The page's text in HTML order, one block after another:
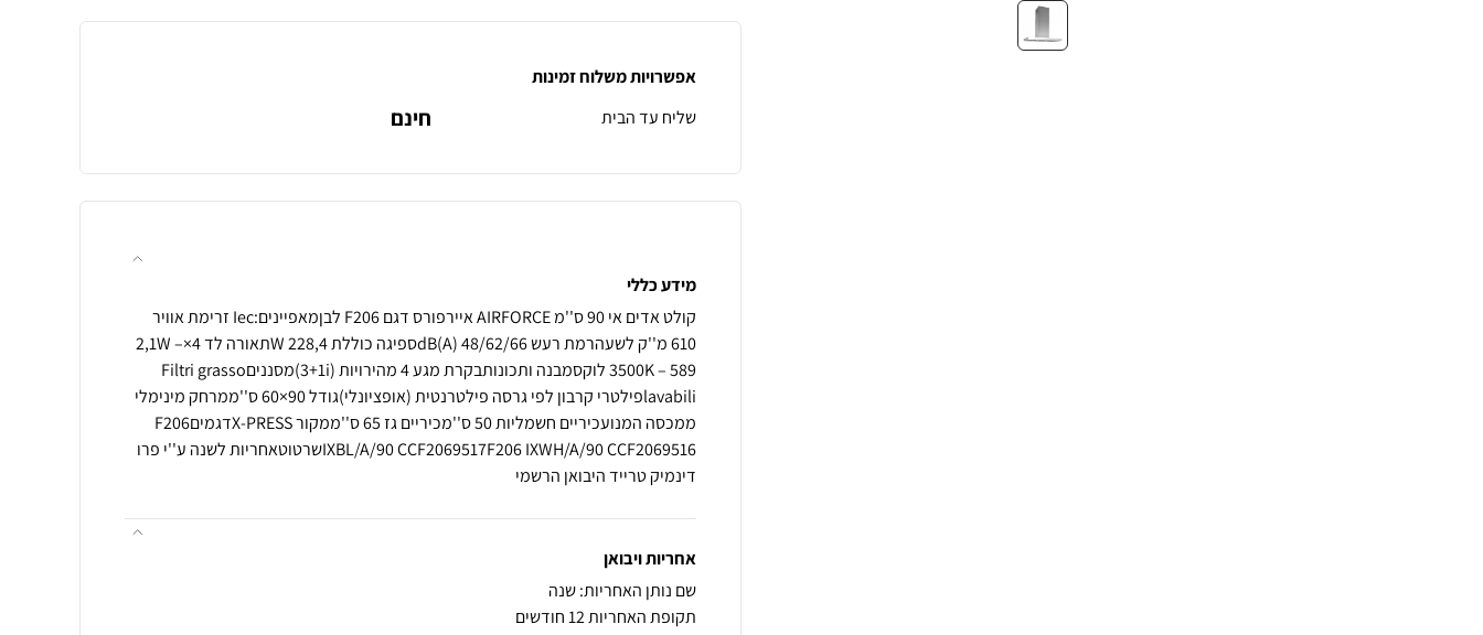
אפשרויות משלוח זמינות
שליח עד הבית
חינם
מידע כללי
קולט אדים אי 90 ס''מ AIRFORCE איירפורס דגם F206 לבןמאפיינים:Iec זרימת אוויר
610 מ''ק לשעהרמת רעש 48/62/66 dB(A)ספיגה כוללת 228,4 Wתאורה לד 4×2,1W –
3500K – 589 לוקסמבנה ותכונותבקרת מגע 4 מהירויות (3+1i)מסנניםFiltri grasso
lavabiliפילטרי קרבון לפי גרסה פילטרנטית (אופציונלי)גודל 90×60 ס''ממרחק מינימלי
ממכסה המנועכיריים חשמליות 50 ס''מכיריים גז 65 ס''ממקור X-PRESSדגמיםF206
IXBL/A/90 CCF2069517F206 IXWH/A/90 CCF2069516שרטוטאחריות לשנה ע''י פרו
דינמיק טרייד היבואן הרשמי
אחריות ויבואן
שם נותן האחריות: שנה
תקופת האחריות 12 חודשים